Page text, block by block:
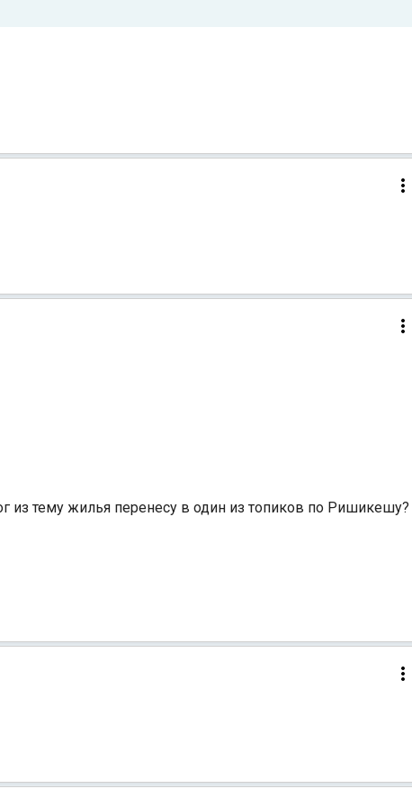
из тему жилья перенесу в один из топиков по Ришикешу?